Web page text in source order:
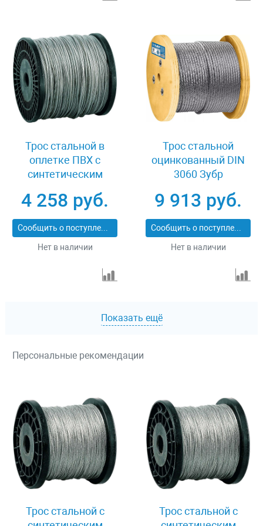
Трос стальной в
оплетке ПВХ с
синтетическим
200 м DIN 3055 Зубр 4-
304120-02-03
4 258 руб.
Сообщить о поступлении
Нет в наличии
Трос стальной
оцинкованный DIN
3060 Зубр
10
9 913 руб.
Сообщить о поступлении
Нет в наличии
Показать ещё
Персональные рекомендации
Трос стальной с
Трос стальной с